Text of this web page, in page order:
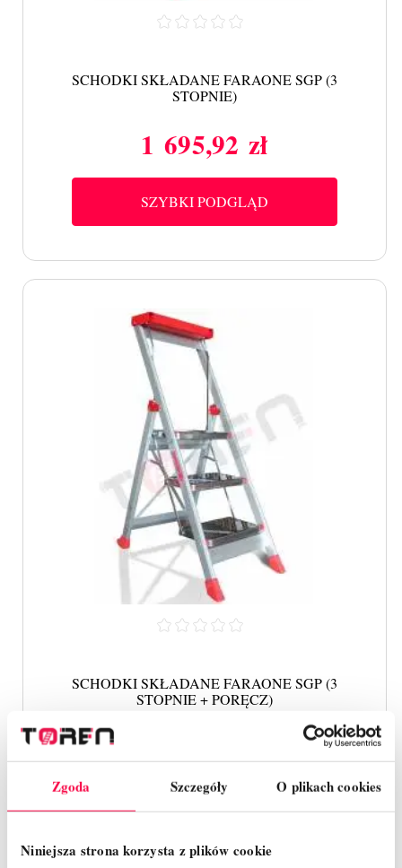
Zgoda Szczegóły O plikach cookies
Niniejsza strona korzysta z plików cookie
SCHODKI SKŁADANE FARAONE SGP (3
STOPNIE)
Cena
1 695,92 zł
SZYBKI PODGLĄD
SCHODKI SKŁADANE FARAONE SGP (3
STOPNIE + PORĘCZ)